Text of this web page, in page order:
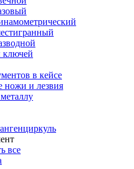
в кейсе
ножи и лезвия
все